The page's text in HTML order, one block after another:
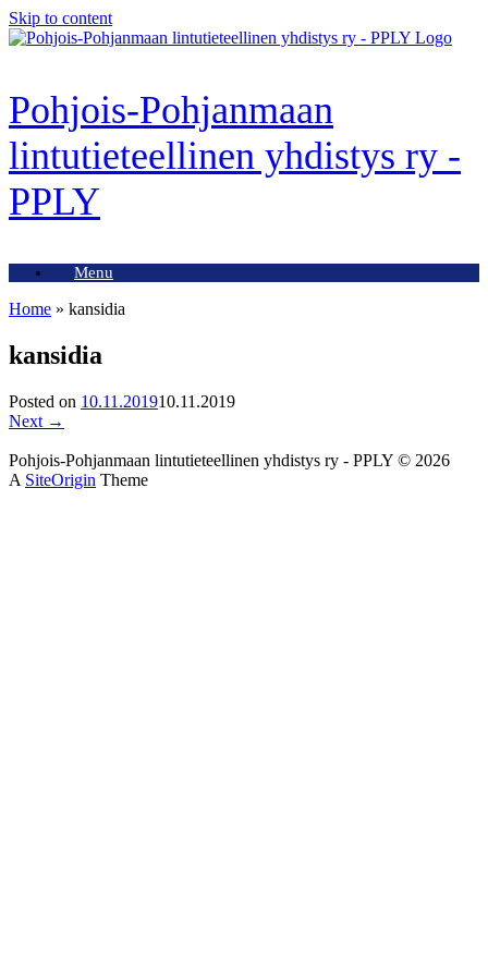
Skip to content
Pohjois-Pohjanmaan
lintutieteellinen yhdistys ry -
PPLY
Menu
Home » kansidia
kansidia
Posted on 10.11.201910.11.2019
Next →
Pohjois-Pohjanmaan lintutieteellinen yhdistys ry - PPLY © 2026
A SiteOrigin Theme